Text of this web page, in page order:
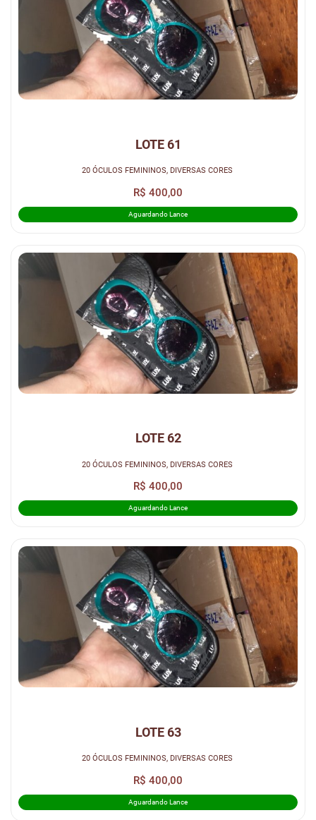
LOTE 61
20 ÓCULOS FEMININOS, DIVERSAS CORES
R$ 400,00
Aguardando Lance
LOTE 62
20 ÓCULOS FEMININOS, DIVERSAS CORES
R$ 400,00
Aguardando Lance
LOTE 63
20 ÓCULOS FEMININOS, DIVERSAS CORES
R$ 400,00
Aguardando Lance